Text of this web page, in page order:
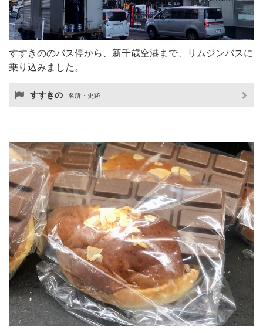
すすきののバス停から、新千歳空港まで、リムジンバスに
乗り込みました。
すすきの 名所・史跡